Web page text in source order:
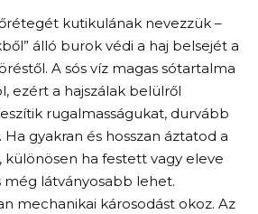
kutikulának nevezzük –
álló burok védi a haj belsejét a
A sós víz magas sótartalma
ezért a hajszálak belülről
rugalmasságukat, durvább
gyakran és hosszan áztatod a
különösen ha festett vagy eleve
még látványosabb lehet.
mechanikai károsodást okoz. Az